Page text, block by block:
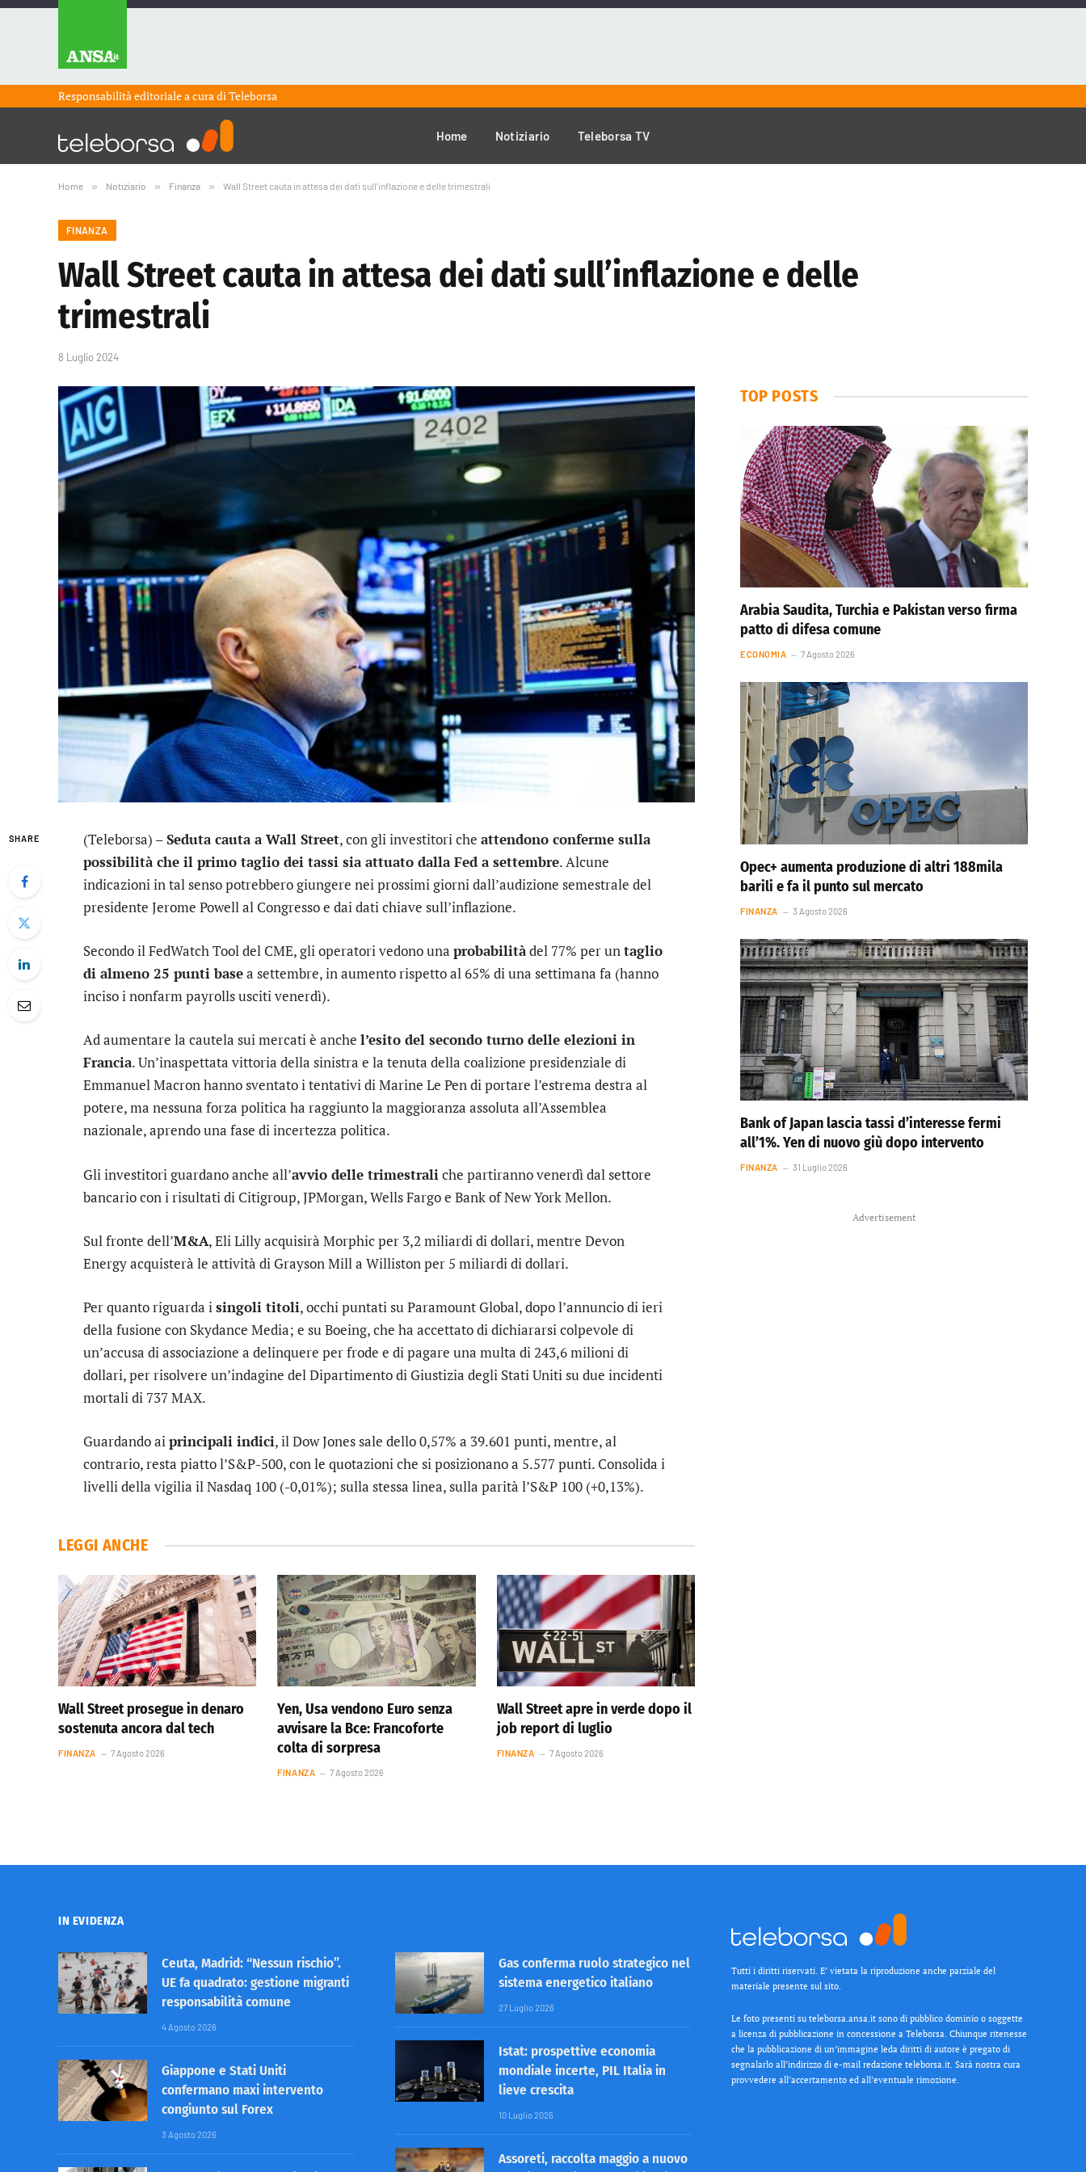
Responsabilità editoriale a cura diTeleborsa
Home Notiziario Teleborsa TV
Home » Notiziario » Finanza » Wall Street cauta in attesa dei dati sull’inflazione e delle trimestrali
FINANZA
Wall Street cauta in attesa dei dati sull’inflazione e delle
trimestrali
8 Luglio 2024
SHARE (Teleborsa) –Seduta cauta a Wall Street, con gli investitori che attendono conferme sulla
possibilità che il primo taglio dei tassi sia attuato dalla Fed a settembre. Alcune
indicazioni in tal senso potrebbero giungere nei prossimi giorni dall’audizione semestrale del
presidente Jerome Powell al Congresso e dai dati chiave sull’inflazione.
Secondo il FedWatch Tool del CME, gli operatori vedono una probabilitàdel 77% per untaglio
di almeno 25 punti basea settembre, in aumento rispetto al 65% di una settimana fa (hanno
inciso i nonfarm payrolls usciti venerdì).
Ad aumentare la cautela sui mercati è anche l’esito del secondo turno delle elezioni in
Francia. Un’inaspettata vittoria della sinistra e la tenuta della coalizione presidenziale di
Emmanuel Macron hanno sventato i tentativi di Marine Le Pen di portare l’estrema destra al
potere, ma nessuna forza politica ha raggiunto la maggioranza assoluta all’Assemblea
nazionale, aprendo una fase di incertezza politica.
Gli investitori guardano anche all’avvio delle trimestrali che partiranno venerdì dal settore
bancario con i risultati di Citigroup,JPMorgan,Wells Fargoe Bank of New York Mellon.
Sul fronte dell’M&A,Eli Lillyacquisirà Morphic per 3,2 miliardi di dollari, mentre Devon
Energyacquisterà le attività di Grayson Mill a Williston per 5 miliardi di dollari.
Per quanto riguarda isingoli titoli, occhi puntati suParamount Global, dopo l’annuncio di ieri
della fusione con Skydance Media; e suBoeing, che ha accettato di dichiararsi colpevole di
un’accusa di associazione a delinquere per frode e di pagare una multa di 243,6 milioni di
dollari, per risolvere un’indagine del Dipartimento di Giustizia degli Stati Uniti su due incidenti
mortali di 737 MAX.
Guardando aiprincipali indici, ilDow Jonessale dello 0,57% a 39.601 punti, mentre, al
contrario, resta piatto l’S&P-500, con le quotazioni che si posizionano a 5.577 punti. Consolida i
livelli della vigilia ilNasdaq 100 (-0,01%); sulla stessa linea, sulla parità l’S&P 100 (+0,13%).
LEGGI ANCHE
Wall Street prosegue in denaro
sostenuta ancora dal tech
FINANZA 7 Agosto 2026
Yen, Usa vendono Euro senza
avvisare la Bce: Francoforte
colta di sorpresa
FINANZA 7 Agosto 2026
Wall Street apre in verde dopo il
job report di luglio
FINANZA 7 Agosto 2026
TOP POSTS
Arabia Saudita, Turchia e Pakistan verso firma
patto di difesa comune
ECONOMIA 7 Agosto 2026
Opec+ aumenta produzione di altri 188mila
barili e fa il punto sul mercato
FINANZA 3 Agosto 2026
Bank of Japan lascia tassi d’interesse fermi
all’1%. Yen di nuovo giù dopo intervento
FINANZA 31 Luglio 2026
Advertisement
IN EVIDENZA
Ceuta, Madrid: “Nessun rischio”.
UE fa quadrato: gestione migranti
responsabilità comune
4 Agosto 2026
Giappone e Stati Uniti
confermano maxi intervento
congiunto sul Forex
3 Agosto 2026
Gas conferma ruolo strategico nel
sistema energetico italiano
27 Luglio 2026
Istat: prospettive economia
mondiale incerte, PIL Italia in
lieve crescita
10 Luglio 2026
Assoreti, raccolta maggio a nuovo
Tutti i diritti riservati. E’ vietata la riproduzione anche parziale del
materiale presente sul sito.
Le foto presenti su teleborsa.ansa.it sono di pubblico dominio o soggette
a licenza di pubblicazione in concessione a Teleborsa. Chiunque ritenesse
che la pubblicazione di un’immagine leda diritti di autore è pregato di
segnalarlo all’indirizzo di e-mail redazione teleborsa.it. Sarà nostra cura
provvedere all’accertamento ed all’eventuale rimozione.